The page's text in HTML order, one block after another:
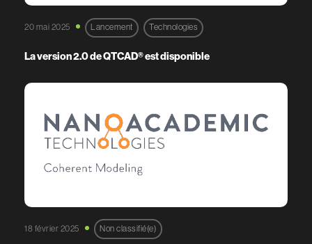
20 mai 2025 Lancement Technologies
La version 2.0 de QTCAD® est disponible
18 février 2025 Non classifié(e)